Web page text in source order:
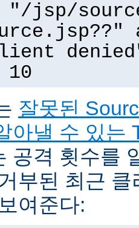
"/jsp/
잘못된
아낼 수 있는
공격 횟수를
부된 최근
여준다: